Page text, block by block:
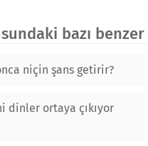
bazı
niçin şans getirir?
dinler ortaya çıkıyor